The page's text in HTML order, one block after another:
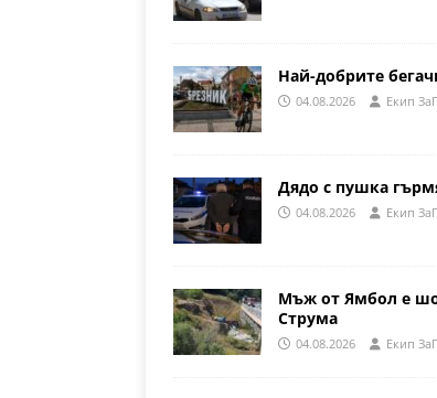
Най-добрите
04.08.2026 Eкип
Дядо с пушка
04.08.2026 Eкип
Мъж от Ямбол е
Струма
04.08.2026 Eкип